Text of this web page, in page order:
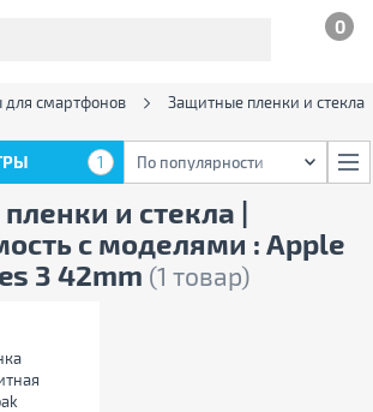
0
для смартфонов Защитные пленки и стекла
и стекла |
с моделями : Apple
3 42mm (1 товар)
1 По популярности
1 По популярности